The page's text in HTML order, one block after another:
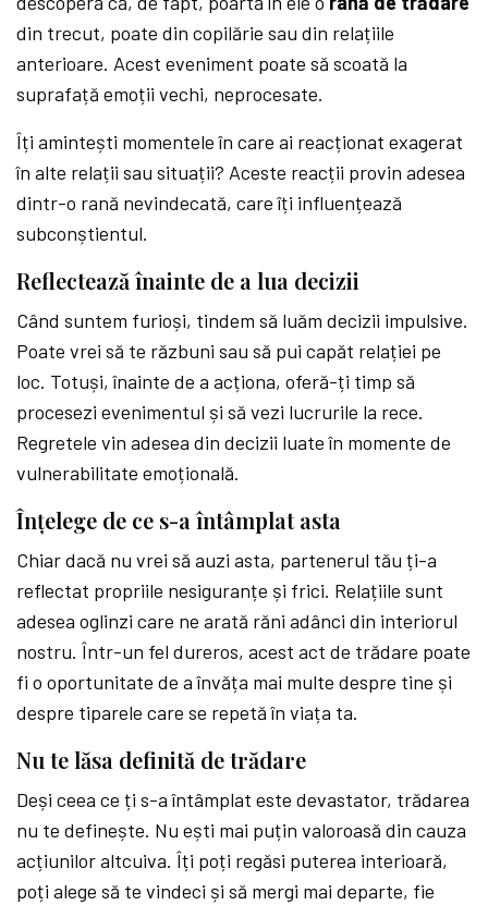
din trecut, poate din copilărie sau din relațiile
anterioare. Acest eveniment poate să scoată la
suprafață emoții vechi, neprocesate.
Îți amintești momentele în care ai reacționat exagerat
în alte relații sau situații? Aceste reacții provin adesea
dintr-o rană nevindecată, care îți influențează
subconștientul.
Reflectează înainte de a lua decizii
Când suntem furioși, tindem să luăm decizii impulsive.
Poate vrei să te răzbuni sau să pui capăt relației pe
loc. Totuși, înainte de a acționa, oferă-ți timp să
procesezi evenimentul și să vezi lucrurile la rece.
Regretele vin adesea din decizii luate în momente de
vulnerabilitate emoțională.
Înțelege de ce s-a întâmplat asta
Chiar dacă nu vrei să auzi asta, partenerul tău ți-a
reflectat propriile nesiguranțe și frici. Relațiile sunt
adesea oglinzi care ne arată răni adânci din interiorul
nostru. Într-un fel dureros, acest act de trădare poate
fi o oportunitate de a învăța mai multe despre tine și
despre tiparele care se repetă în viața ta.
Nu te lăsa definită de trădare
Deși ceea ce ți s-a întâmplat este devastator, trădarea
nu te definește. Nu ești mai puțin valoroasă din cauza
acțiunilor altcuiva. Îți poți regăsi puterea interioară,
poți alege să te vindeci și să mergi mai departe, fie